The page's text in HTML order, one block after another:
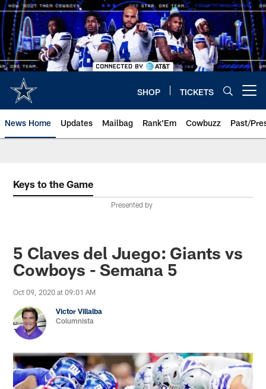
Skip
to
main
content
SHOP TICKETS
News Home Updates Mailbag Rank'Em Cowbuzz Past/
Keys to the Game
Presented by
5 Claves del Juego: Giants vs
Cowboys - Semana 5
Oct 09, 2020 at 09:01 AM
Victor Villalba
Columnista